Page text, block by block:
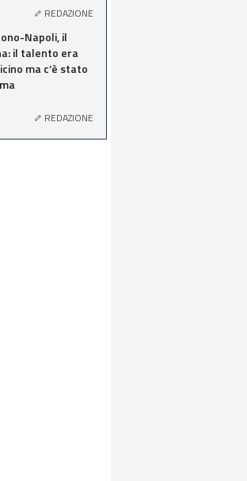
REDAZIONE
Napoli, il
il talento era
ma c’è stato
REDAZIONE